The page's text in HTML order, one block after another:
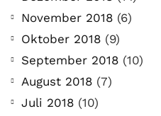
November 2018 (6)
Oktober 2018 (9)
September 2018 (10)
August 2018 (7)
Juli 2018 (10)